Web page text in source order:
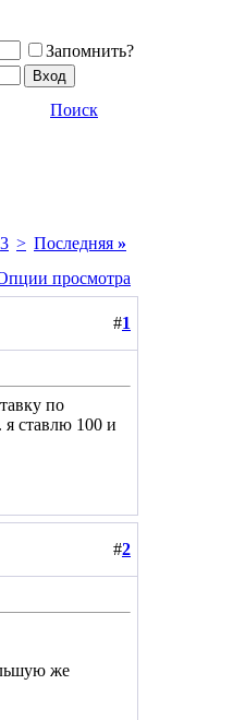
Запомнить?
Поиск
3 > Последняя »
просмотра
#1
по
ставлю 100 и
#2
же